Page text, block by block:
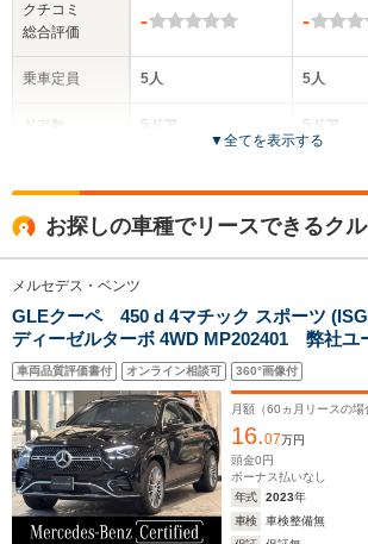
クチコミ
総合評価
乗車定員
ドア数
サイズ
(全長x全幅x全高)
-
5人
5ドア
2.02m
全長
4.95m～4.96m
ホイールベース
-m
9.5～9.8km/L
-
5人
5ドア
11.9～
└市街地
▼全てを表示する
お探しの車種でリースできるク
メルセデス・ベンツ
GLEクーペ 450 d 4マチック スポーツ
ディーゼルターボ 4WD MP202401 弊社ユ
取り車 新車保証継承 E-ACTIVEコントロ
ート サンルーフ 360度カメラ AMGエ
前席パワーシート シートヒーター ベン
ドアクロージングサポーター
車両品質評価書付 オンライン相談可 360°画像付
月額（60 ヵ月リースの場
16.07万円
頭金0円
ボーナス払いなし
年式
2023年
車検
車検整備無